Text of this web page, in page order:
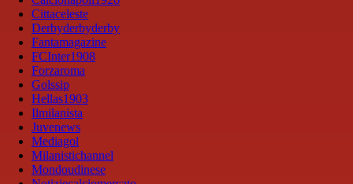
Cittaceleste
Derbyderbyderby
Fantamagazine
FCInter1908
Forzaroma
Golssip
Hellas1903
Ilmilanista
Juvenews
Mediagol
Milanistichannel
Mondoudinese